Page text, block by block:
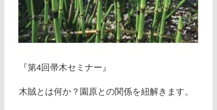
『第4回帚木セミナー』
木賊とは何か？園原との関係を紐解きます。